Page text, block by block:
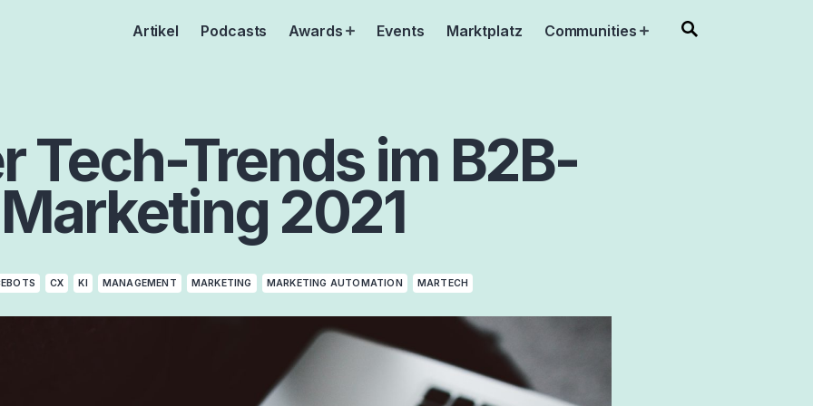
Artikel Podcasts Awards OpenEvents Marktplatz Communities Open
Tech-Trends im B2B-
Marketing 2021
CX KI MANAGEMENT MARKETING MARKETING AUTOMATION MARTECH